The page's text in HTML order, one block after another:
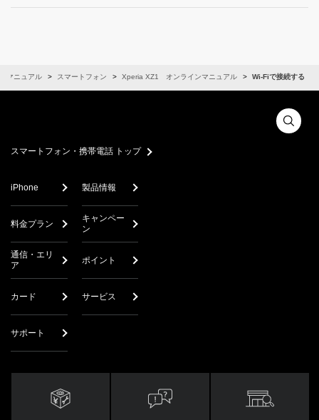
マニュアル スマートフォン Xperia XZ1 オンラインマニュアル Wi-Fiで接続する
スマートフォン・携帯電話 トップ
iPhone 製品情報
料金プラン
キャンペー
ン
通信・エリ
ア
ポイント
カード サービス
サポート